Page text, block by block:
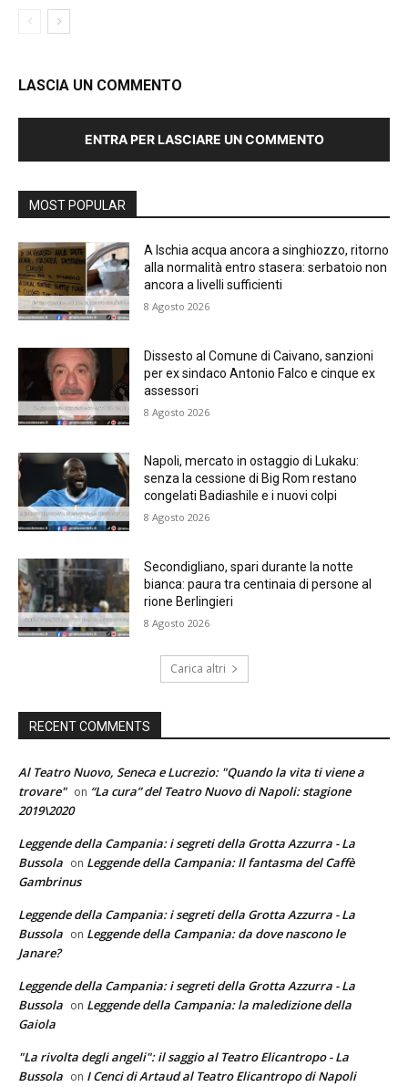
LASCIA UN COMMENTO
ENTRA PER LASCIARE UN COMMENTO
MOST POPULAR
A Ischia acqua ancora a singhiozzo, ritorno
alla normalità entro stasera: serbatoio non
ancora a livelli sufficienti
8 Agosto 2026
Dissesto al Comune di Caivano, sanzioni
per ex sindaco Antonio Falco e cinque ex
assessori
8 Agosto 2026
Napoli, mercato in ostaggio di Lukaku:
senza la cessione di Big Rom restano
congelati Badiashile e i nuovi colpi
8 Agosto 2026
Secondigliano, spari durante la notte
bianca: paura tra centinaia di persone al
rione Berlingieri
8 Agosto 2026
Carica altri
RECENT COMMENTS
Al Teatro Nuovo, Seneca e Lucrezio: "Quando la vita ti viene a
trovare" on “La cura” del Teatro Nuovo di Napoli: stagione
2019\2020
Leggende della Campania: i segreti della Grotta Azzurra - La
Bussola on Leggende della Campania: Il fantasma del Caffè
Gambrinus
Leggende della Campania: i segreti della Grotta Azzurra - La
Bussola on Leggende della Campania: da dove nascono le
Janare?
Leggende della Campania: i segreti della Grotta Azzurra - La
Bussola on Leggende della Campania: la maledizione della
Gaiola
"La rivolta degli angeli": il saggio al Teatro Elicantropo - La
Bussola on I Cenci di Artaud al Teatro Elicantropo di Napoli